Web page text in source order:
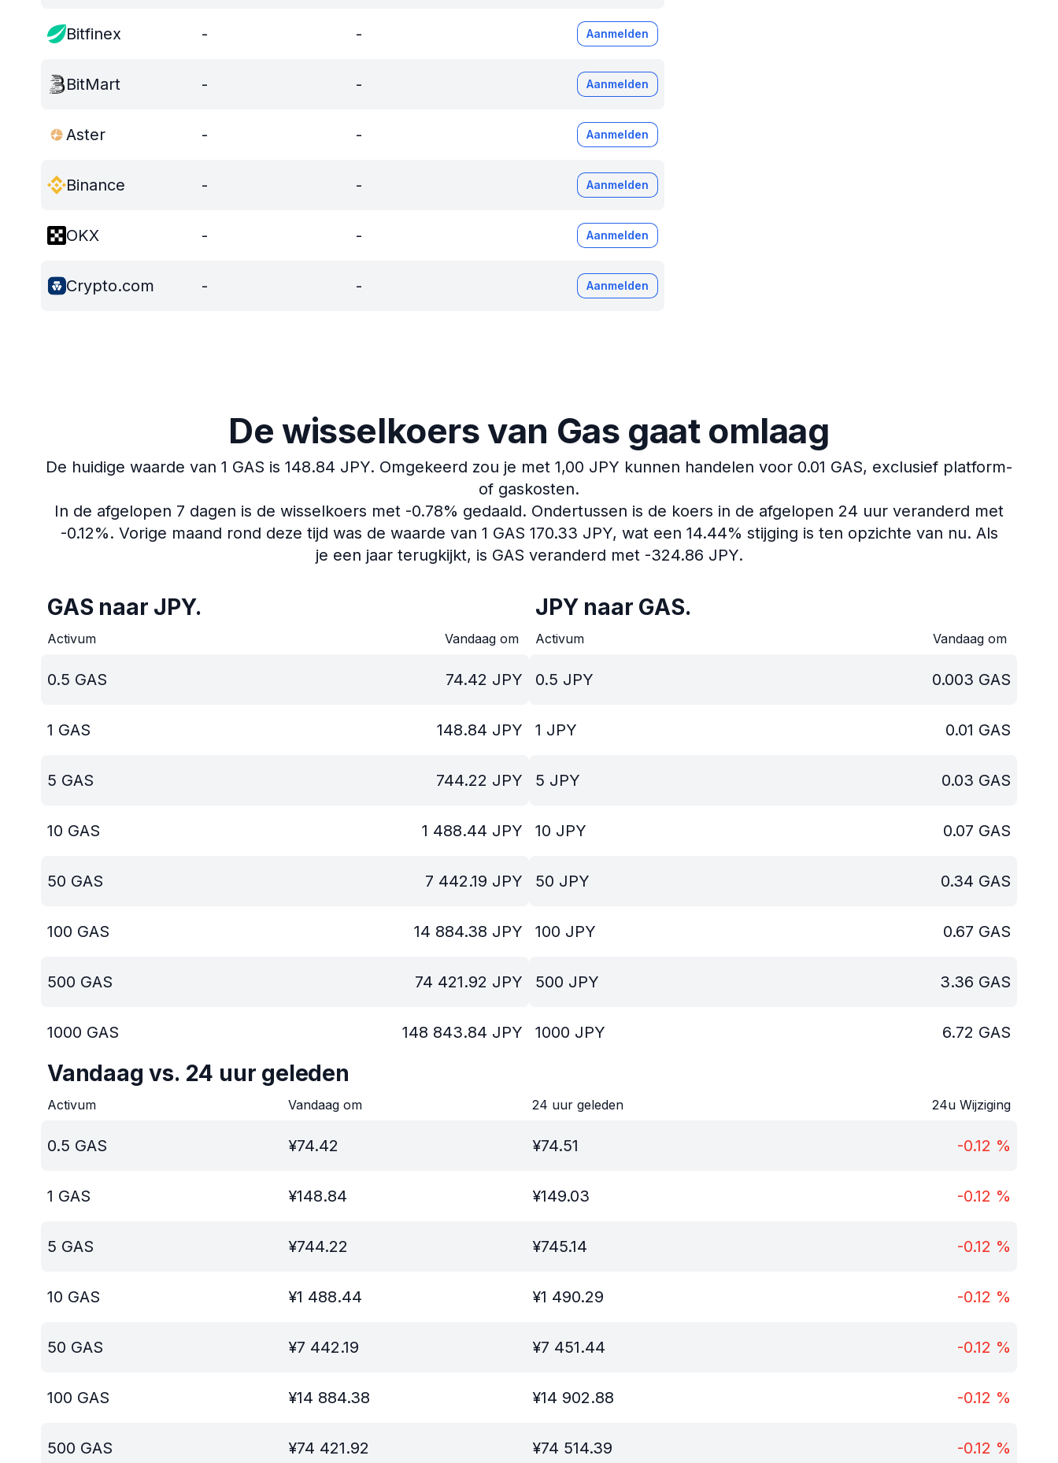
Bitfinex - - Aanmelden
BitMart - - Aanmelden
Aster - - Aanmelden
Binance - - Aanmelden
OKX - - Aanmelden
Crypto.com - - Aanmelden
De wisselkoers van Gas gaat omlaag
De huidige waarde van 1 GAS is 148.84 JPY. Omgekeerd zou je met 1,00 JPY kunnen handelen voor 0.01 GAS, exclusief platform-
of gaskosten.
In de afgelopen 7 dagen is de wisselkoers met -0.78% gedaald. Ondertussen is de koers in de afgelopen 24 uur veranderd met
-0.12%. Vorige maand rond deze tijd was de waarde van 1 GAS 170.33 JPY, wat een 14.44% stijging is ten opzichte van nu. Als
je een jaar terugkijkt, is GAS veranderd met -324.86 JPY.
GAS naar JPY.
Activum Vandaag om
0.5 GAS 74.42 JPY
1 GAS 148.84 JPY
5 GAS 744.22 JPY
10 GAS 1 488.44 JPY
50 GAS 7 442.19 JPY
100 GAS 14 884.38 JPY
500 GAS 74 421.92 JPY
1000 GAS 148 843.84 JPY
JPY naar GAS.
Activum Vandaag om
0.5 JPY 0.003 GAS
1 JPY 0.01 GAS
5 JPY 0.03 GAS
10 JPY 0.07 GAS
50 JPY 0.34 GAS
100 JPY 0.67 GAS
500 JPY 3.36 GAS
1000 JPY 6.72 GAS
Vandaag vs. 24 uur geleden
Activum Vandaag om 24 uur geleden 24u Wijziging
0.5 GAS ¥74.42 ¥74.51 -0.12 %
1 GAS ¥148.84 ¥149.03 -0.12 %
5 GAS ¥744.22 ¥745.14 -0.12 %
10 GAS ¥1 488.44 ¥1 490.29 -0.12 %
50 GAS ¥7 442.19 ¥7 451.44 -0.12 %
100 GAS ¥14 884.38 ¥14 902.88 -0.12 %
500 GAS ¥74 421.92 ¥74 514.39 -0.12 %